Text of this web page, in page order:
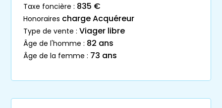
taxe foncière : 835 €
honoraires charge Acquéreur
type de vente : Viager libre
âge de l'homme : 82 ans
âge de la femme : 73 ans